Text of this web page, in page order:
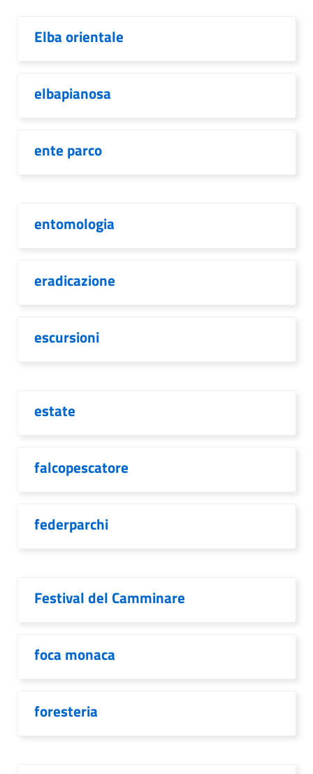
Elba orientale
elbapianosa
ente parco
entomologia
eradicazione
escursioni
estate
falcopescatore
federparchi
Festival del Camminare
foca monaca
foresteria